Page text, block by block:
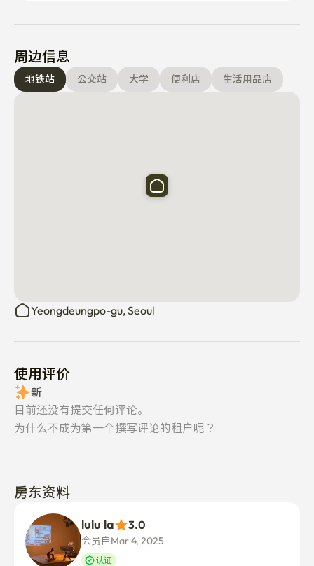
- 空调
- 吸尘器
- 清洁工具
- 锅、平底锅和各种烹饪用具
- 洗发水，护发素，沐浴露，牙膏，肥皂
- 吹风机
周边信息
地铁站 公交站 大学 便利店 生活用品店
Yeongdeungpo-gu, Seoul
使用评价
新
目前还没有提交任何评论。
为什么不成为第一个撰写评论的租户呢？
房东资料
lulu la 3.0
会员自Mar 4, 2025
认证